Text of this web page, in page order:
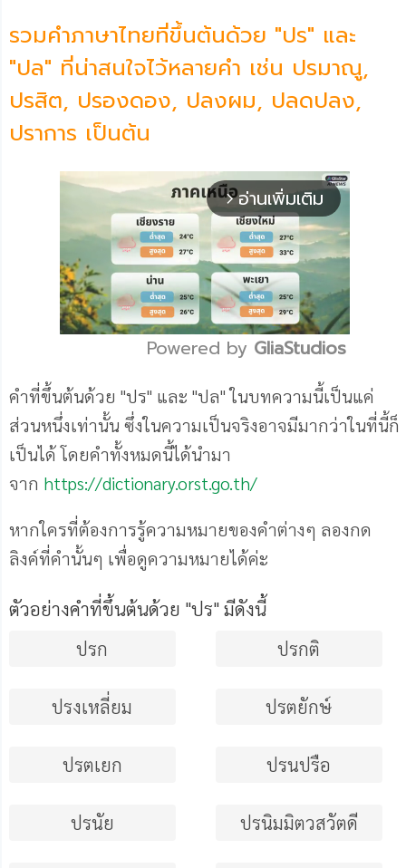
รวมคำภาษาไทยที่ขึ้นต้นด้วย "ปร" และ
"ปล" ที่น่าสนใจไว้หลายคำ เช่น ปรมาณู,
ปรสิต, ปรองดอง, ปลงผม, ปลดปลง,
ปราการ เป็นต้น
arrow_forward_ios อ่านเพิ่มเติม
Mute
Powered by GliaStudios
คำที่ขึ้นต้นด้วย "ปร" และ "ปล" ในบทความนี้เป็นแค่
ส่วนหนึ่งเท่านั้น ซึ่งในความเป็นจริงอาจมีมากว่าในที่นี้ก็
เป็นได้ โดยคำทั้งหมดนี้ได้นำมา
จาก https://dictionary.orst.go.th/
หากใครที่ต้องการรู้ความหมายของคำต่างๆ ลองกด
ลิงค์ที่คำนั้นๆ เพื่อดูความหมายได้ค่ะ
ตัวอย่างคําที่ขึ้นต้นด้วย "ปร" มีดังนี้
ปรก ปรกติ
ปรงเหลี่ยม ปรตยักษ์
ปรตเยก ปรนปรือ
ปรนัย ปรนิมมิตวสวัตดี